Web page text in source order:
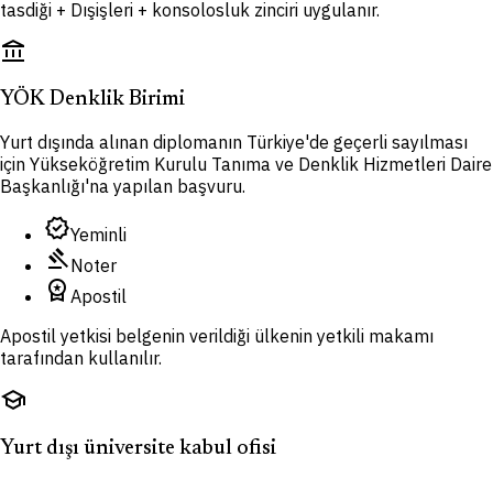
tasdiği + Dışişleri + konsolosluk zinciri uygulanır.
account_balance
YÖK Denklik Birimi
Yurt dışında alınan diplomanın Türkiye'de geçerli sayılması
için Yükseköğretim Kurulu Tanıma ve Denklik Hizmetleri Daire
Başkanlığı'na yapılan başvuru.
verifiedYeminli
gavelNoter
workspace_premium Apostil
Apostil yetkisi belgenin verildiği ülkenin yetkili makamı
tarafından kullanılır.
school
Yurt dışı üniversite kabul ofisi